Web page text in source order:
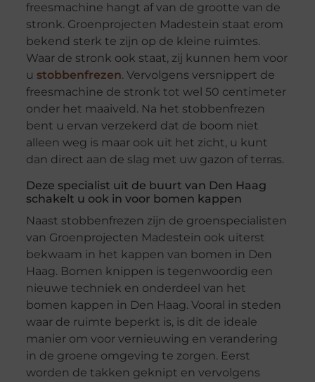
freesmachine hangt af van de grootte van de
stronk. Groenprojecten Madestein staat erom
bekend sterk te zijn op de kleine ruimtes.
Waar de stronk ook staat, zij kunnen hem voor
u stobbenfrezen. Vervolgens versnippert de
freesmachine de stronk tot wel 50 centimeter
onder het maaiveld. Na het stobbenfrezen
bent u ervan verzekerd dat de boom niet
alleen weg is maar ook uit het zicht, u kunt
dan direct aan de slag met uw gazon of terras.
Deze specialist uit de buurt van Den Haag
schakelt u ook in voor bomen kappen
Naast stobbenfrezen zijn de groenspecialisten
van Groenprojecten Madestein ook uiterst
bekwaam in het kappen van bomen in Den
Haag. Bomen knippen is tegenwoordig een
nieuwe techniek en onderdeel van het
bomen kappen in Den Haag. Vooral in steden
waar de ruimte beperkt is, is dit de ideale
manier om voor vernieuwing en verandering
in de groene omgeving te zorgen. Eerst
worden de takken geknipt en vervolgens